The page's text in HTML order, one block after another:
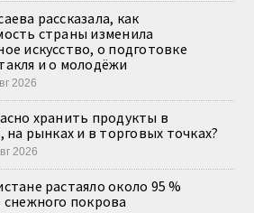
рассказала, как
страны изменила
искусство, о подготовке
и о молодёжи
2026
хранить продукты в
на рынках и в торговых точках?
2026
растаяло около 95 %
снежного покрова